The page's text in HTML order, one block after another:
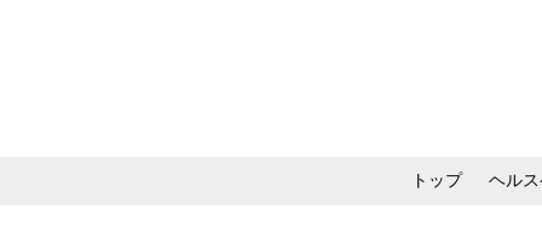
トップ ヘル